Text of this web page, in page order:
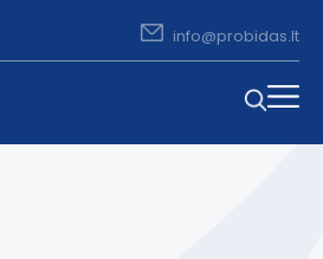
info@probidas.lt